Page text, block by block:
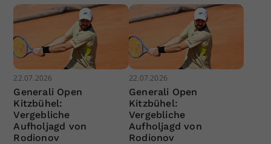
22.07.2026
Generali Open
Kitzbühel:
Vergebliche
Aufholjagd von
Rodionov
22.07.2026
Generali Open
Kitzbühel:
Vergebliche
Aufholjagd von
Rodionov